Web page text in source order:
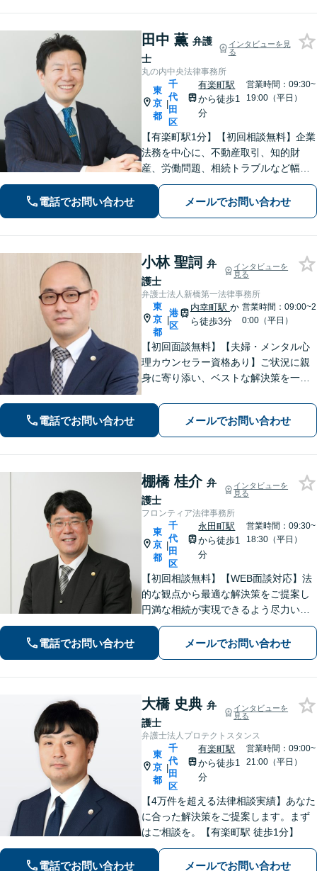
田中 薫 弁護
士
インタビューを見
る
丸の内中央法律事務所
東
京
都
|
千
代
田
区
有楽町駅
から徒歩1
分
営業時間：09:30~
19:00（平日）
【有楽町駅1分】【初回相談無料】企業
法務を中心に、不動産取引、知的財
産、労働問題、相続トラブルなど幅広
く対応しています。税理士や司法書士
などの他士業との連携によりワンスト
ップ対応も可能です。まずはお気軽に
電話でお問い合わせ メールでお問い合わせ
小林 聖詞 弁
護士
インタビューを
見る
弁護士法人新橋第一法律事務所
東
京
都
|
港
区
内幸町駅 か
ら徒歩3分
営業時間：09:00~2
0:00（平日）
【初回面談無料】【夫婦・メンタル心
理カウンセラー資格あり】ご状況に親
身に寄り添い、ベストな解決策を一緒
交通事故・中小企業法務・刑事事件・
ネットトラブルなど幅広く対応可能で
す【夜間・休日対応可】【新橋駅約5
分】
電話でお問い合わせ メールでお問い合わせ
棚橋 桂介 弁
護士
インタビューを
見る
フロンティア法律事務所
東
京
都
|
千
代
田
区
永田町駅
から徒歩1
分
営業時間：09:30~
18:30（平日）
【初回相談無料】【WEB面談対応】法
的な観点から最適な解決策をご提案し
円満な相続が実現できるよう尽力いた
します！「税理士がいる事務所／スム
ーズな連携でワンストップ対応」【労
働問題／使用者側・労働者側どちらも
電話でお問い合わせ メールでお問い合わせ
大橋 史典 弁
護士
インタビューを
見る
弁護士法人プロテクトスタンス
東
京
都
|
千
代
田
区
有楽町駅
から徒歩1
分
営業時間：09:00~
21:00（平日）
【4万件を超える法律相談実績】あなた
に合った解決策をご提案します。まず
はご相談を。【有楽町駅 徒歩1分】
電話でお問い合わせ メールでお問い合わせ